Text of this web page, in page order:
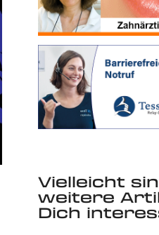
Vielleicht
weitere
Dich